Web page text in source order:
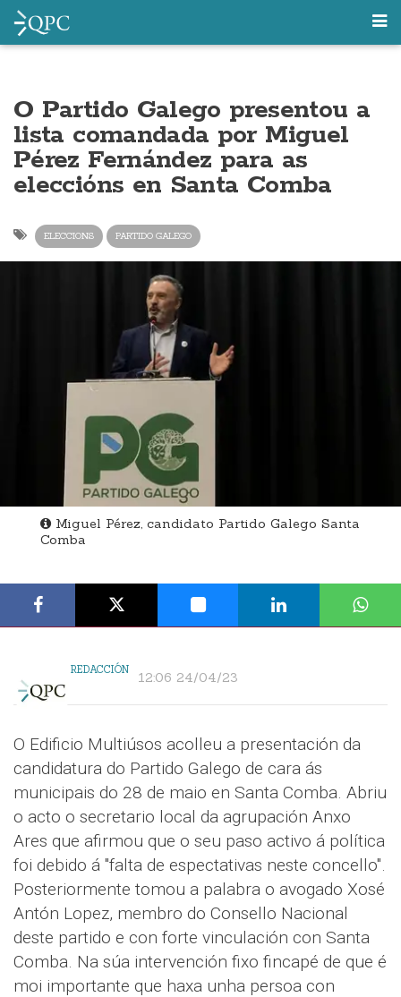
O Partido Galego presentou a
lista comandada por Miguel
Pérez Fernández para as
eleccións en Santa Comba
ELECCIONS PARTIDO GALEGO
Miguel Pérez, candidato Partido Galego Santa
Comba
REDACCIÓN 12:06 24/04/23
O Edificio Multiúsos acolleu a presentación da
candidatura do Partido Galego de cara ás
municipais do 28 de maio en Santa Comba. Abriu
o acto o secretario local da agrupación Anxo
Ares que afirmou que o seu paso activo á política
foi debido á "falta de espectativas neste concello".
Posteriormente tomou a palabra o avogado Xosé
Antón Lopez, membro do Consello Nacional
deste partido e con forte vinculación con Santa
Comba. Na súa intervención fixo fincapé de que é
moi importante que haxa unha persoa con